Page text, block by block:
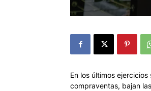
En los últimos
compraventas, bajan